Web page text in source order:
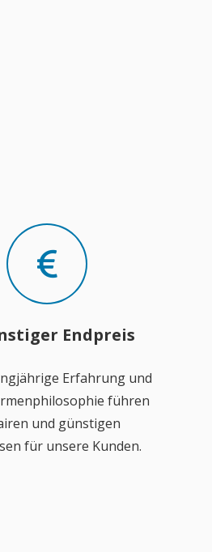
Endpreis
Erfahrung und
führen
und günstigen
für unsere Kunden.